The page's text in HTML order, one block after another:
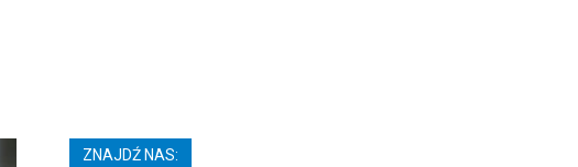
ZNAJDŹ NAS: